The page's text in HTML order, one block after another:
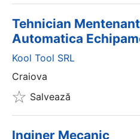
Tehnician
Automatica
Kool Tool SRL
Craiova
Salvează
Inginer Mecanic